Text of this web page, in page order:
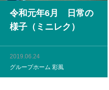
令和元年6月 日常の
様子（ミニレク）
2019.06.24
グループホーム 彩風